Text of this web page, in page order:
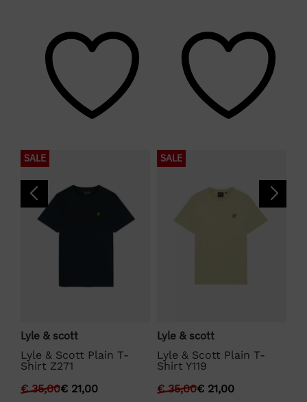
SALE
Lyle & scott
Lyle & Scott Plain T-
Shirt Z271
€35,00€ 21,00
SALE
Lyle & scott
Lyle & Scott Plain T-
Shirt Y119
€35,00€ 21,00